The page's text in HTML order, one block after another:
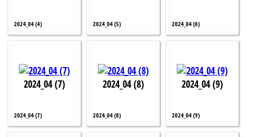
2024_04 (4) 2024_04 (5) 2024_04 (6)
2024_04 (7)
2024_04 (7)
2024_04 (8)
2024_04 (8)
2024_04 (9)
2024_04 (9)